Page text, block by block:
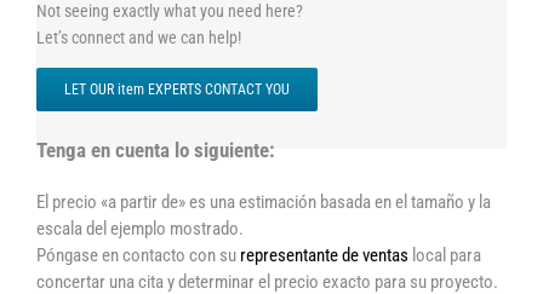
Not seeing exactly what you need here?
Let’s connect and we can help!
LET OUR item EXPERTS CONTACT YOU
Tenga en cuenta lo siguiente:
El precio «a partir de» es una estimación basada en el tamaño y la
escala del ejemplo mostrado.
Póngase en contacto con su representante de ventas local para
concertar una cita y determinar el precio exacto para su proyecto.